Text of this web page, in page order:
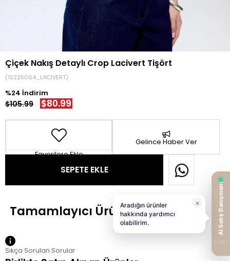
Çiçek Nakış Detaylı Crop Lacivert Tişört
(12225064_LACIVERT)
24
$105.99 $80.99
Favorilere Ekle
Gelince Haber Ver
Sıkça Sorulan Sorular